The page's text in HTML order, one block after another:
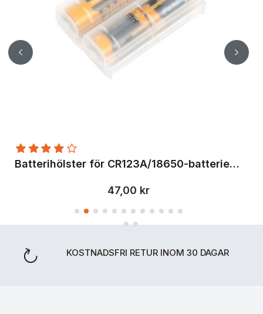
Batterihölster för CR123A/18650-batterier, Fenix
47,00 kr
KOSTNADSFRI RETUR INOM 30 DAGAR